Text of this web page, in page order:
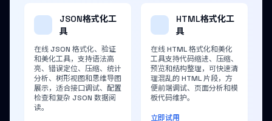
JSON格式化工
具
在线 JSON 格式化、验证
和美化工具，支持语法高
亮、错误定位、压缩、统计
分析、树形视图和思维导图
展示，适合接口调试、配置
检查和复杂 JSON 数据阅
读。
HTML格式化工
具
在线 HTML 格式化和美化
工具支持代码缩进、压缩、
预览和结构整理，可快速清
理混乱的 HTML 片段，方
便前端调试、页面分析和模
板代码维护。
立即试用